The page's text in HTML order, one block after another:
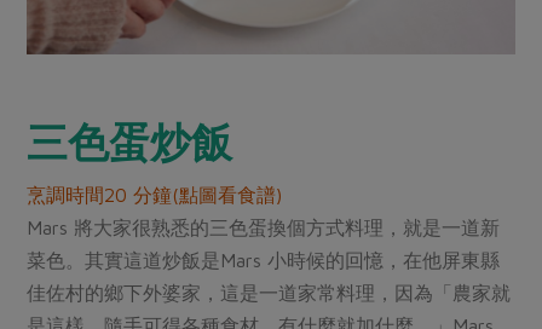
三色蛋炒飯
烹調時間20 分鐘(點圖看食譜)
Mars 將大家很熟悉的三色蛋換個方式料理，就是一道新
菜色。其實這道炒飯是Mars 小時候的回憶，在他屏東縣
佳佐村的鄉下外婆家，這是一道家常料理，因為「農家就